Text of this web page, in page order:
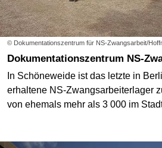
© Dokumentationszentrum für NS-Zwangsarbeit/
Dokumentationszentrum NS-
In Schöneweide ist das letzte in
erhaltene NS-Zwangsarbeiterlager
von ehemals mehr als 3 000 im